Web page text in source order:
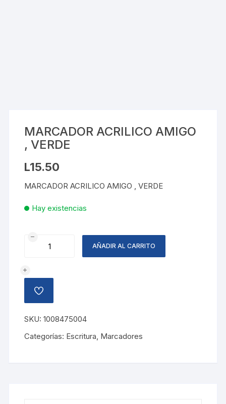
MARCADOR ACRILICO AMIGO
, VERDE
L15.50
MARCADOR ACRILICO AMIGO , VERDE
Hay existencias
MARCADOR
ACRILICO
,
VERDE
cantidad
AÑADIR AL CARRITO
AÑADIR
A
LISTA
DE
DESEOS
SKU:1008475004
Categorías: Escritura, Marcadores